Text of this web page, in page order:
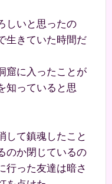
しいと思ったの
生きていた時間だ
窟に入ったことが
知っていると思
して鎮魂したこと
のか閉じているの
行った友達は暗さ